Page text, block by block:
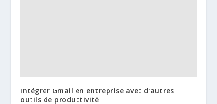
Intégrer Gmail en entreprise avec d’autres
outils de productivité